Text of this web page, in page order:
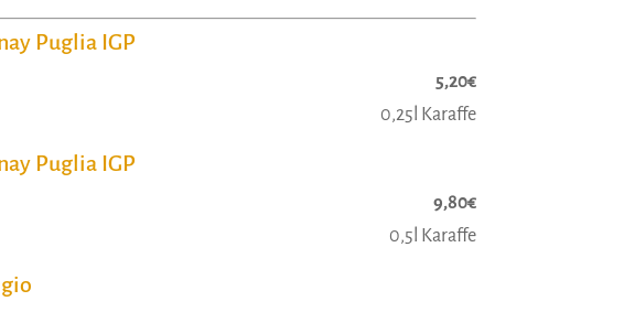
Puglia IGP
5,20€
0,25l Karaffe
Puglia IGP
9,80€
0,5l Karaffe